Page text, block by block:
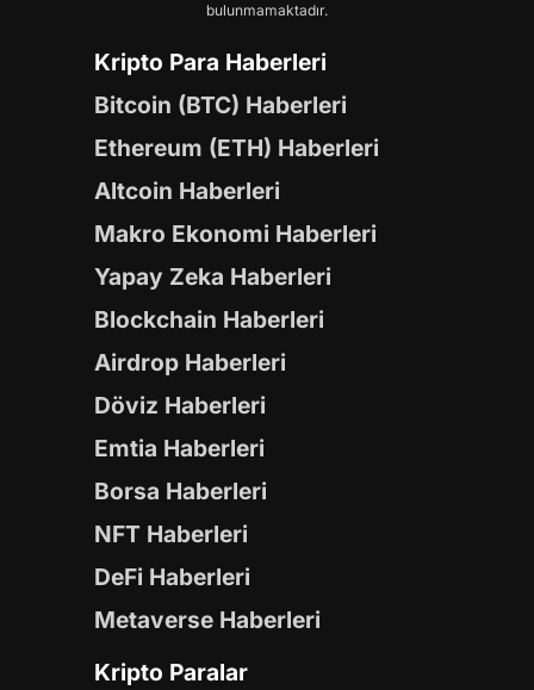
bulunmamaktadır.
Kripto Para Haberleri
Bitcoin (BTC) Haberleri
Ethereum (ETH) Haberleri
Altcoin Haberleri
Makro Ekonomi Haberleri
Yapay Zeka Haberleri
Blockchain Haberleri
Airdrop Haberleri
Döviz Haberleri
Emtia Haberleri
Borsa Haberleri
NFT Haberleri
DeFi Haberleri
Metaverse Haberleri
Kripto Paralar